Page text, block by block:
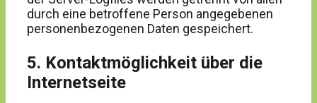
durch eine betroffene Person angegebenen
personenbezogenen Daten gespeichert.
5. Kontaktmöglichkeit über die
Internetseite